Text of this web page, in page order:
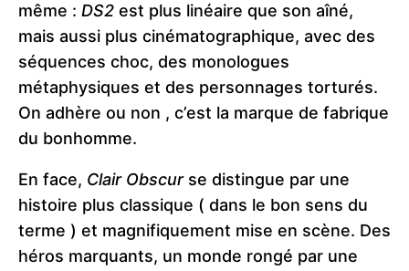
même : DS2 est plus linéaire que son aîné,
mais aussi plus cinématographique, avec des
séquences choc, des monologues
métaphysiques et des personnages torturés.
On adhère ou non , c’est la marque de fabrique
du bonhomme.
En face, Clair Obscurse distingue par une
histoire plus classique ( dans le bon sens du
terme ) et magnifiquement mise en scène. Des
héros marquants, un monde rongé par une